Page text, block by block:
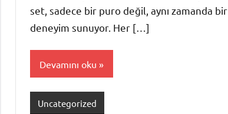
set, sadece bir puro değil, aynı zamanda bir
deneyim sunuyor. Her […]
Devamını oku
Uncategorized